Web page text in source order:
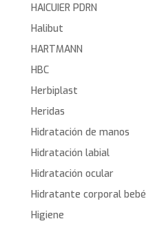
HAICUIER PDRN
Halibut
HARTMANN
HBC
Herbiplast
Heridas
Hidratación de manos
Hidratación labial
Hidratación ocular
Hidratante corporal bebé
Higiene